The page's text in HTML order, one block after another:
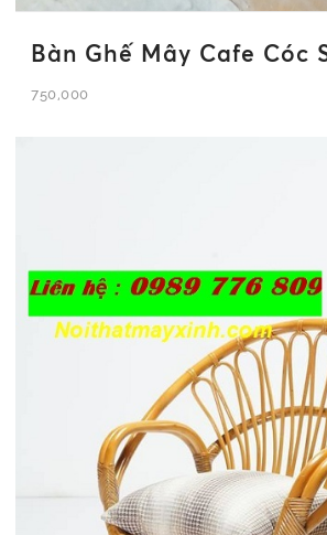
Bàn Ghế Mây Cafe Cóc
750,000